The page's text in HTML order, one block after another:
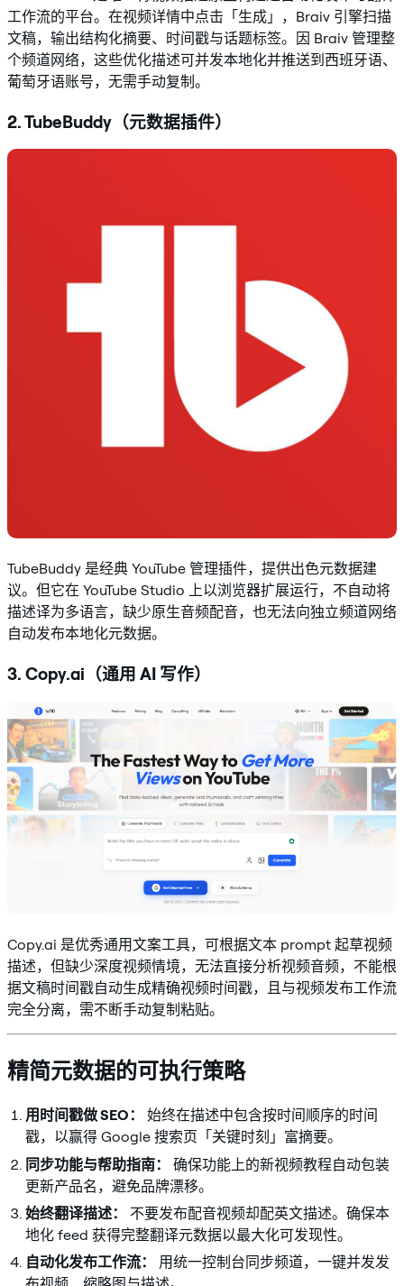
工作流的平台。在视频详情中点击「生成」，Braiv 引擎扫描
文稿，输出结构化摘要、时间戳与话题标签。因 Braiv 管理整
个频道网络，这些优化描述可并发本地化并推送到西班牙语、
葡萄牙语账号，无需手动复制。
2. TubeBuddy（元数据插件）
TubeBuddy 是经典 YouTube 管理插件，提供出色元数据建
议。但它在 YouTube Studio 上以浏览器扩展运行，不自动将
描述译为多语言，缺少原生音频配音，也无法向独立频道网络
自动发布本地化元数据。
3. Copy.ai（通用 AI 写作）
Copy.ai 是优秀通用文案工具，可根据文本 prompt 起草视频
描述，但缺少深度视频情境，无法直接分析视频音频，不能根
据文稿时间戳自动生成精确视频时间戳，且与视频发布工作流
完全分离，需不断手动复制粘贴。
精简元数据的可执行策略
用时间戳做 SEO：
始终在描述中包含按时间顺序的时间
戳，以赢得 Google 搜索页「关键时刻」富摘要。
同步功能与帮助指南：
确保功能上的新视频教程自动包装
更新产品名，避免品牌漂移。
始终翻译描述：
不要发布配音视频却配英文描述。确保本
地化 feed 获得完整翻译元数据以最大化可发现性。
自动化发布工作流：
用统一控制台同步频道，一键并发发